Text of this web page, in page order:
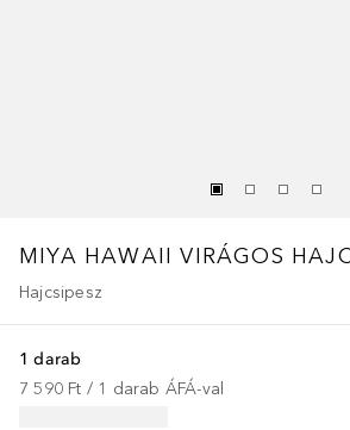
MIYA HAWAII VIRÁGOS
Hajcsipesz
1 darab
7 590 Ft / 1 darab ÁFÁ-val